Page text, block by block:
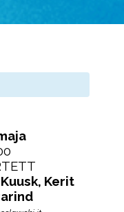
Kerit